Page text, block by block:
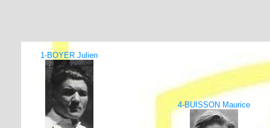
1-BOYER Julien
4-BUISSON Maurice